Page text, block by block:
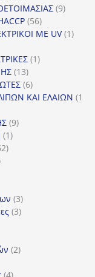
προϊόντα99
5656
προϊόντα
ΜΕ UV 11
11
1313
προϊόντα
66
προϊόντα
ΚΑΙ ΕΛΑΙΩΝ 1
99
11
162
33
προϊόντα
33
22
44